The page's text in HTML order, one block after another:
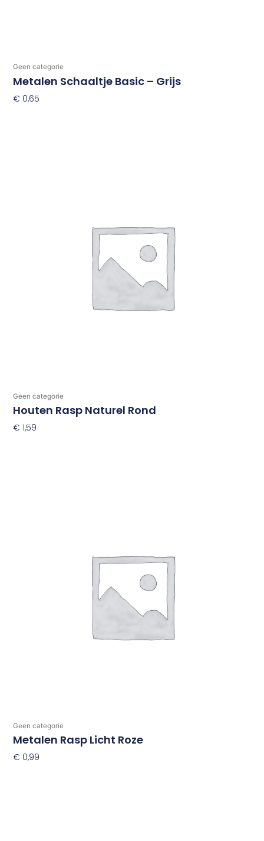
Geen categorie
Metalen Schaaltje Basic – Grijs
€ 0,65
Geen categorie
Houten Rasp Naturel Rond
€ 1,59
Geen categorie
Metalen Rasp Licht Roze
€ 0,99